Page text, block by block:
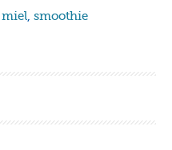
miel, smoothie